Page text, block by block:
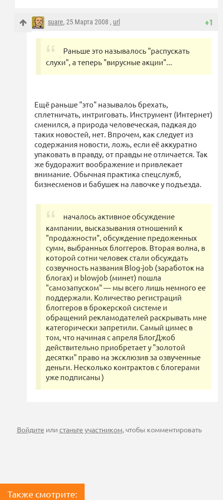
+1
suare, 25 Марта 2008 , url
Раньше это называлось "распускать
слухи", а теперь "вирусные акции"...
Ещё раньше "это" называлоь брехать,
сплетничать, интриговать. Инструмент (Интернет)
сменился, а природа человеческая, падкая до
таких новостей, нет. Впрочем, как следует из
содержания новости, ложь, если её аккуратно
упаковать в правду, от правды не отличается. Так
же будоражит воображение и привлекает
внимание. Обычная практика спецслужб,
бизнесменов и бабушек на лавочке у подъезда.
началось активное обсуждение
кампании, высказывания отношений к
"продажности", обсуждение предоженных
сумм, выбранных блоггеров. Вторая волна, в
которой сотни человек стали обсуждать
созвучность названия Blog-job (заработок на
блогах) и blowjob (минет) пошла
"самозапуском" — мы всего лишь немного ее
поддержали. Количество регистраций
блоггеров в брокерской системе и
обращений рекламодателей раскрывать мне
категорически запретили. Самый цимес в
том, что начиная с апреля БлогДжоб
действительно приобретает у "золотой
десятки" право на эксклюзив за озвученные
деньги. Несколько контрактов с блогерами
уже подписаны )
Войдите илистаньте участником, чтобы комментировать
Также смотрите: